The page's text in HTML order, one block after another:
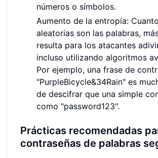
números o símbolos.
Aumento de la entropía:
aleatorias son las palabras,
resulta para los atacantes
incluso utilizando algoritmos
Por ejemplo, una frase de
"PurpleBicycle&34Rain" es
de descifrar que una simple
como "password123".
Prácticas recomendadas
contraseñas de palabras